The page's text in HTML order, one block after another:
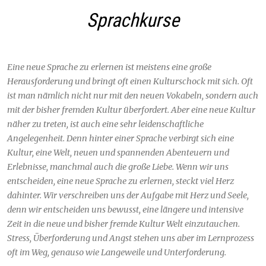
Sprachkurse
Eine neue Sprache zu erlernen ist meistens eine große
Herausforderung und bringt oft einen Kulturschock mit sich. Oft
ist man nämlich nicht nur mit den neuen Vokabeln, sondern auch
mit der bisher fremden Kultur überfordert. Aber eine neue Kultur
näher zu treten, ist auch eine sehr leidenschaftliche
Angelegenheit. Denn hinter einer Sprache verbirgt sich eine
Kultur, eine Welt, neuen und spannenden Abenteuern und
Erlebnisse, manchmal auch die große Liebe. Wenn wir uns
entscheiden, eine neue Sprache zu erlernen, steckt viel Herz
dahinter. Wir verschreiben uns der Aufgabe mit Herz und Seele,
denn wir entscheiden uns bewusst, eine längere und intensive
Zeit in die neue und bisher fremde Kultur Welt einzutauchen.
Stress, Überforderung und Angst stehen uns aber im Lernprozess
oft im Weg, genauso wie Langeweile und Unterforderung.